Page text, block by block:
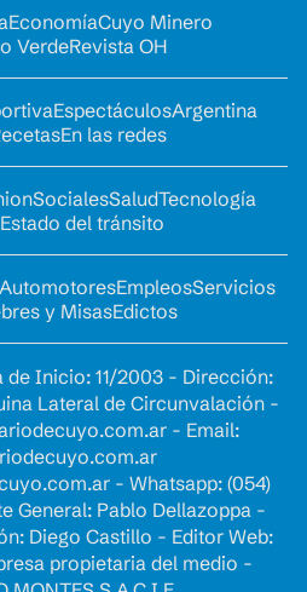
EconomíaCuyo Minero
VerdeRevista OH
EspectáculosArgentina
En las redes
SocialesSaludTecnología
Estado del tránsito
AutomotoresEmpleosServicios
y MisasEdictos
de Inicio: 11/2003 - Dirección:
Lateral de Circunvalación -
- Email:
- Whatsapp: (054)
General: Pablo Dellazoppa -
Diego Castillo - Editor Web:
propietaria del medio -